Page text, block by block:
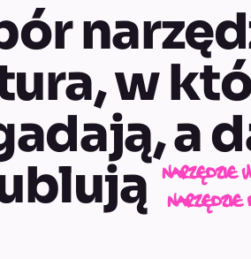
w
a
narzędzie
narzędzie